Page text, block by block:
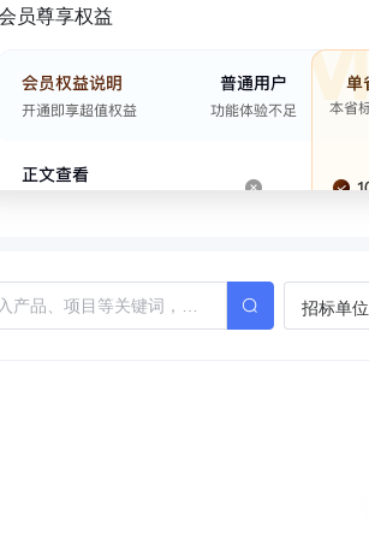
员尊享权益
招标单位